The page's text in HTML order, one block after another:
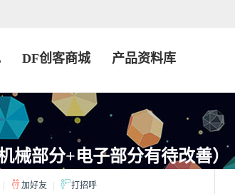
DF创客商城 产品资料库
械部分+电子部分有待改善）
加好友 打招呼